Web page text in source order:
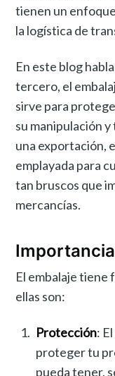
tienen un
la logística de
En este blog
tercero, el
sirve para
su manipulación
una exportación,
emplayada para
tan bruscos que
mercancías.
El embalaje tiene
ellas son:
Protección:
proteger tu
pueda tener,